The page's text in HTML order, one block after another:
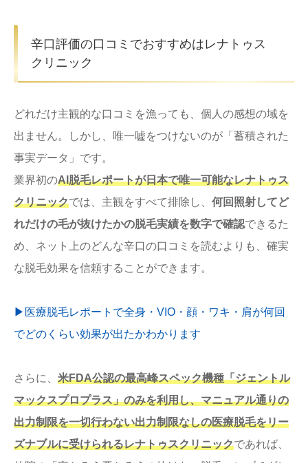
辛口評価の口コミでおすすめはレナトゥス
クリニック
どれだけ主観的な口コミを漁っても、個人の感想の域を
出ません。しかし、唯一嘘をつけないのが「蓄積された
事実データ」です。
業界初のAI脱毛レポートが日本で唯一可能なレナトゥス
クリニックでは、主観をすべて排除し、 何回照射してど
れだけの毛が抜けたかの脱毛実績を数字で確認できるた
め、ネット上のどんな辛口の口コミを読むよりも、確実
な脱毛効果を信頼することができます。
▶︎医療脱毛レポートで全身・VIO・顔・ワキ・肩が何回
でどのくらい効果が出たかわかります
さらに、 米FDA公認の最高峰スペック機種「ジェントル
マックスプロプラス」のみを利用し、マニュアル通りの
出力制限を一切行わない出力制限なしの医療脱毛をリー
ズナブルに受けられるレナトゥスクリニックであれば、